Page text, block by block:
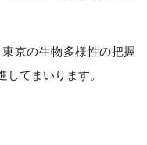
京の生物多様性の把握
てまいります。